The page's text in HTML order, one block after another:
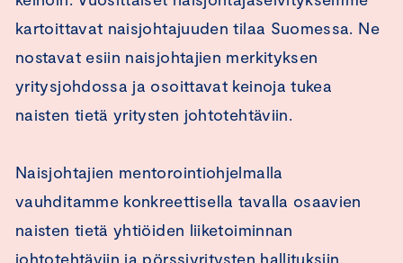
kartoittavat naisjohtajuuden tilaa Suomessa. Ne
nostavat esiin naisjohtajien merkityksen
yritysjohdossa ja osoittavat keinoja tukea
naisten tietä yritysten johtotehtäviin.
Naisjohtajien mentorointiohjelmalla
vauhditamme konkreettisella tavalla osaavien
naisten tietä yhtiöiden liiketoiminnan
johtotehtäviin ja pörssiyritysten hallituksiin.